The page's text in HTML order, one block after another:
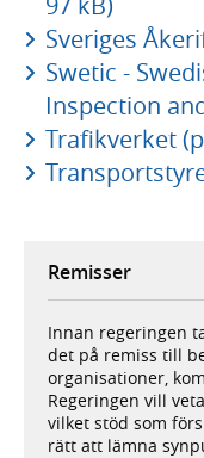
Sveriges
Swetic -
Inspection
Trafikverket
Remisser
Innan regeringen
det på remiss till
organisationer,
Regeringen vill
vilket stöd som
rätt att lämna